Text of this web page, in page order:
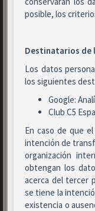
posible, los
Destinatarios de
Los datos
los siguientes
Google:
Club C5
En caso de que
intención de
organización
obtengan los
acerca del tercer
se tiene la
existencia o